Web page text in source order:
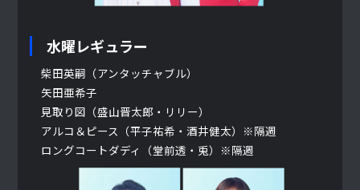
水曜レギュラー
柴田英嗣（アンタッチャブル）
矢田亜希子
見取り図（盛山晋太郎・リリー）
アルコ＆ピース（平子祐希・酒井健太）※隔週
ロングコートダディ（堂前透・兎）※隔週